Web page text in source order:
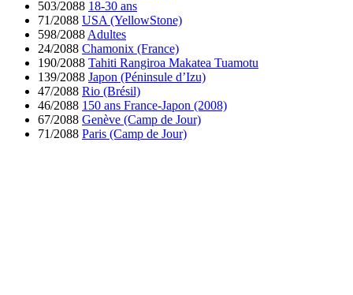
503/2088 18-30 ans
71/2088 USA (YellowStone)
598/2088 Adultes
24/2088 Chamonix (France)
190/2088 Tahiti Rangiroa Makatea Tuamotu
139/2088 Japon (Péninsule d’Izu)
47/2088 Rio (Brésil)
46/2088 150 ans France-Japon (2008)
67/2088 Genève (Camp de Jour)
71/2088 Paris (Camp de Jour)